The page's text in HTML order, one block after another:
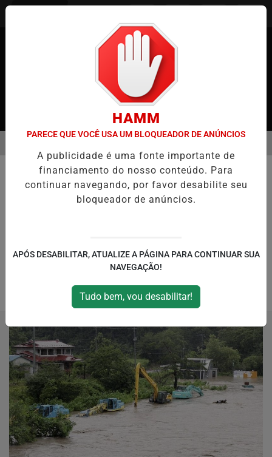
EM ALTA
COMUNIDADE
Tufão Nº 5 Atinge Iwate com
Chuvas Recordes e Aumenta Risco
continuar até o dia 14
RPJNews
12/08/2024 18:28
HAMM
PARECE QUE VOCÊ USA UM BLOQUEADOR DE ANÚNCIOS
A publicidade é uma fonte importante de
financiamento do nosso conteúdo. Para
continuar navegando, por favor desabilite seu
bloqueador de anúncios.
APÓS DESABILITAR, ATUALIZE A PÁGINA PARA CONTINUAR SUA
NAVEGAÇÃO!
Tudo bem, vou desabilitar!